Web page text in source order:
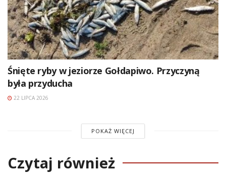
Śnięte ryby w jeziorze Gołdapiwo. Przyczyną
była przyducha
22 LIPCA 2026
POKAŻ WIĘCEJ
Czytaj również